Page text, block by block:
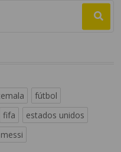
fútbol
fifa
estados unidos
messi